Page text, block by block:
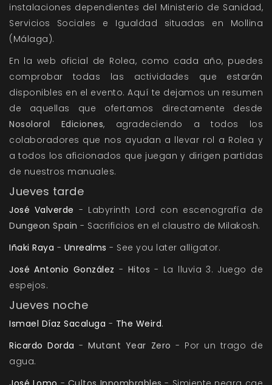
instalaciones dependientes del Ministerio de Sanidad,
Servicios Sociales e Igualdad situadas en Mollina
(Málaga).
En la web oficial de Rolea, como cada año, puedes
comprobar todas las actividades que estarán
disponibles en el evento. Aquí te dejamos un resumen
de aquellas que ofertamos directamente desde
Nosolorol Ediciones, agradeciendo a todos los
colaboradores que nos ayudan a llevar rol a Rolea y
a todos los aficionados que juegan y dirigen partidas
de nuestros manuales.
Jueves tarde
José Valverde - Labyrinth Lord con escenografía de
Dungeon Spain - Sacrificios en el claustro de Milakosh.
Iñaki Raya - Unrealms - See you later alligator.
José Antonio González - Hitos - La lluvia 3. Juego de
espejos.
Jueves noche
Ismael Díaz Sacaluga - The Weird.
Ricardo Dorda -Mutant Year Zero - Por un trago de
agua.